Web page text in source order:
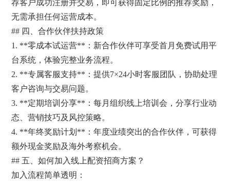
荐客户成功注册并交易，即可获得固定比例的推荐奖励，
无需承担任何运营成本。
## 四、合作伙伴扶持政策
1. **零成本试运营**：新合作伙伴可享受首月免费试用平
台系统，体验完整业务流程。
2. **专属客服支持**：提供7×24小时客服团队，协助处理
客户咨询与交易问题。
3. **定期培训分享**：每月组织线上培训会，分享行业动
态、营销技巧及风控策略。
4. **年终奖励计划**：年度业绩突出的合作伙伴，可获得
额外现金奖励及海外考察机会。
## 五、如何加入线上配资招商方案？
加入流程简单透明：